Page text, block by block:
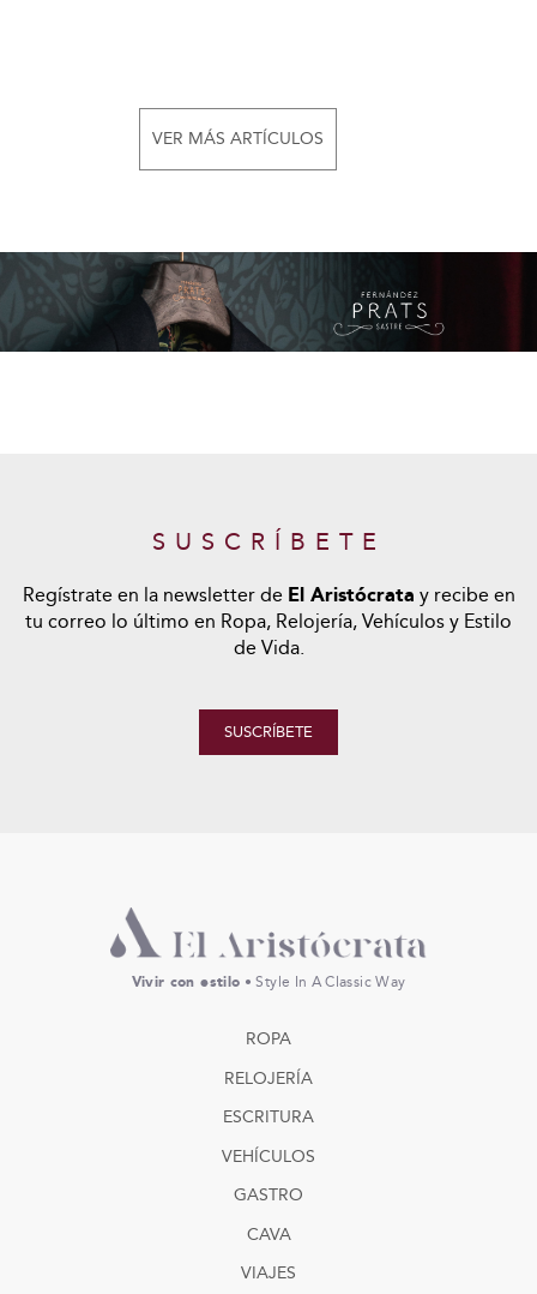
VER MÁS ARTÍCULOS
SUSCRÍBETE
Regístrate en la newsletter de El Aristócrata y recibe en
tu correo lo último en Ropa, Relojería, Vehículos y Estilo
de Vida.
SUSCRÍBETE
Vivir con estilo • Style In A Classic Way
ROPA
RELOJERÍA
ESCRITURA
VEHÍCULOS
GASTRO
CAVA
VIAJES